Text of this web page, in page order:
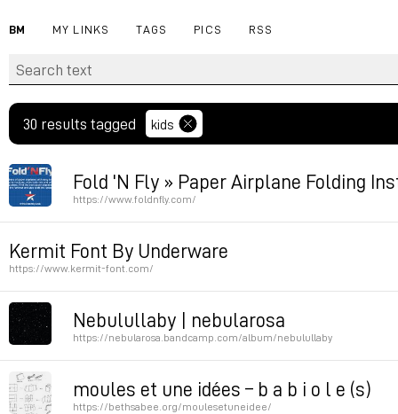
BM MY LINKS TAGS PICS RSS
30 results tagged kids
Fold 'N Fly » Paper Airplane Folding
https://www.foldnfly.com/
Kermit Font By Underware
https://www.kermit-font.com/
a variable font to learn how to draw letters. not
Nebulullaby | nebularosa
https://nebularosa.bandcamp.com/album/nebulullaby
tracks made for toddlers
moules et une idées – b a b i o l e (s)
https://bethsabee.org/moulesetuneidee/